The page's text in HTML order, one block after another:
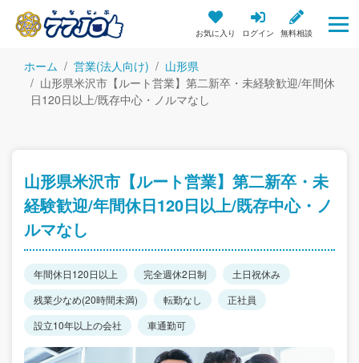
お気に入り ログイン 無料相談
ホーム 営業(法人向け)
山形県
山形県米沢市【ルート営業】第二新卒・未経験歓迎/年間休
日120日以上/既存中心・ノルマなし
山形県米沢市【ルート営業】第二新卒・未
経験歓迎/年間休日120日以上/既存中心・ノ
ルマなし
年間休日120日以上 完全週休2日制
土日祝休み
残業少なめ(20時間未満)
転勤なし
正社員
設立10年以上の会社
車通勤可